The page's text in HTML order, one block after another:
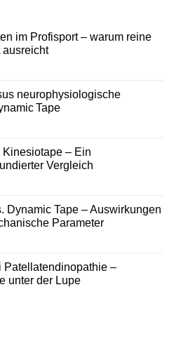
im Profisport – warum reine
ausreicht
neurophysiologische
Tape
Kinesiotape – Ein
Vergleich
Dynamic Tape – Auswirkungen
Parameter
Patellatendinopathie –
unter der Lupe